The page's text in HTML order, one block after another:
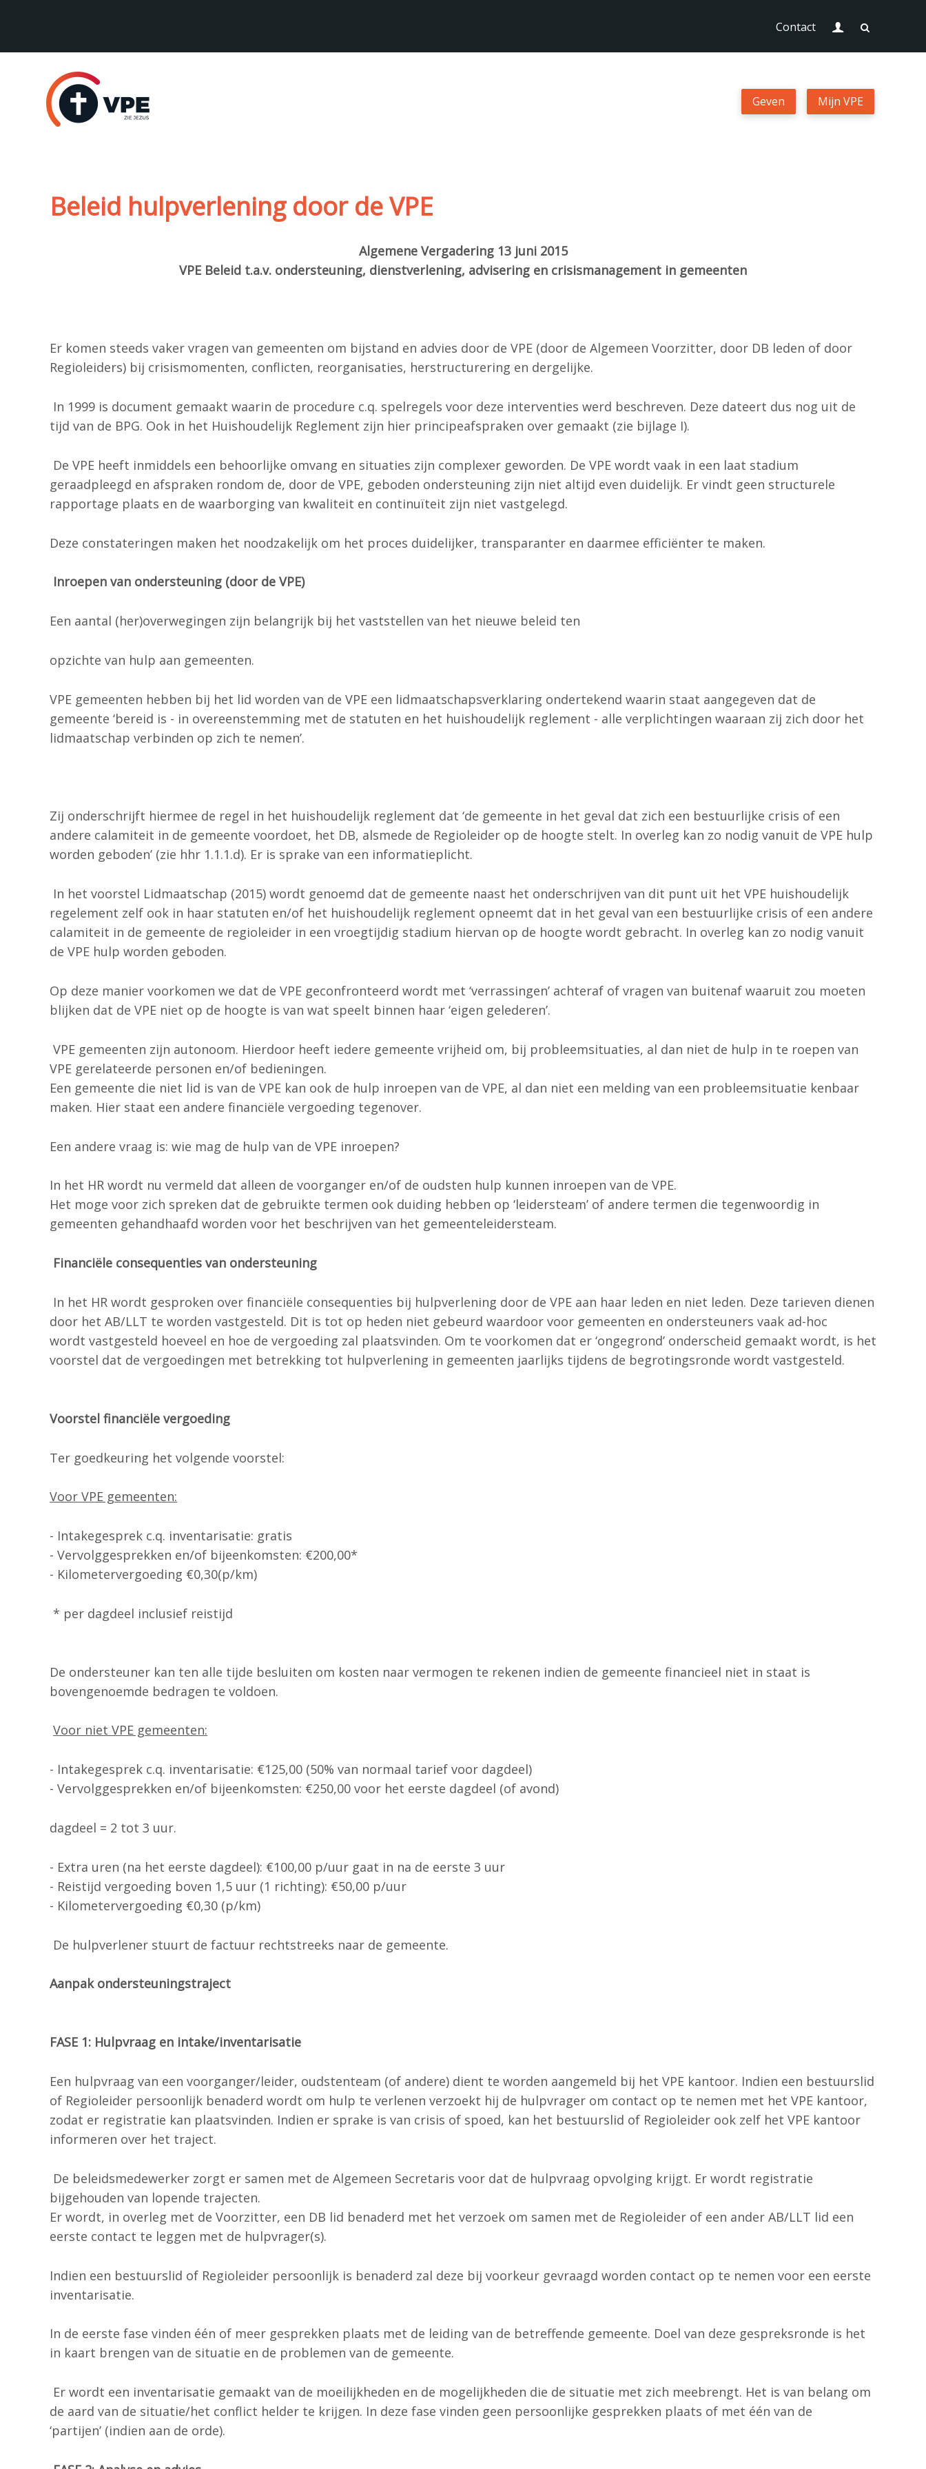
Spring
inhoud
Contact Login
Geven Mijn VPE
Beleid hulpverlening door de VPE
Algemene Vergadering 13 juni 2015
VPE Beleid t.a.v. ondersteuning, dienstverlening, advisering en crisismanagement in gemeenten
Er komen steeds vaker vragen van gemeenten om bijstand en advies door de VPE (door de Algemeen Voorzitter, door DB leden of door
Regioleiders) bij crisismomenten, conflicten, reorganisaties, herstructurering en dergelijke.
In 1999 is document gemaakt waarin de procedure c.q. spelregels voor deze interventies werd beschreven. Deze dateert dus nog uit de
tijd van de BPG. Ook in het Huishoudelijk Reglement zijn hier principeafspraken over gemaakt (zie bijlage I).
De VPE heeft inmiddels een behoorlijke omvang en situaties zijn complexer geworden. De VPE wordt vaak in een laat stadium
geraadpleegd en afspraken rondom de, door de VPE, geboden ondersteuning zijn niet altijd even duidelijk. Er vindt geen structurele
rapportage plaats en de waarborging van kwaliteit en continuïteit zijn niet vastgelegd.
Deze constateringen maken het noodzakelijk om het proces duidelijker, transparanter en daarmee efficiënter te maken.
Inroepen van ondersteuning (door de VPE)
Een aantal (her)overwegingen zijn belangrijk bij het vaststellen van het nieuwe beleid ten
opzichte van hulp aan gemeenten.
VPE gemeenten hebben bij het lid worden van de VPE een lidmaatschapsverklaring ondertekend waarin staat aangegeven dat de
gemeente ‘bereid is - in overeenstemming met de statuten en het huishoudelijk reglement - alle verplichtingen waaraan zij zich door het
lidmaatschap verbinden op zich te nemen’.
Zij onderschrijft hiermee de regel in het huishoudelijk reglement dat ‘de gemeente in het geval dat zich een bestuurlijke crisis of een
andere calamiteit in de gemeente voordoet, het DB, alsmede de Regioleider op de hoogte stelt. In overleg kan zo nodig vanuit de VPE hulp
worden geboden’ (zie hhr 1.1.1.d). Er is sprake van een informatieplicht.
In het voorstel Lidmaatschap (2015) wordt genoemd dat de gemeente naast het onderschrijven van dit punt uit het VPE huishoudelijk
regelement zelf ook in haar statuten en/of het huishoudelijk reglement opneemt dat in het geval van een bestuurlijke crisis of een andere
calamiteit in de gemeente de regioleider in een vroegtijdig stadium hiervan op de hoogte wordt gebracht. In overleg kan zo nodig vanuit
de VPE hulp worden geboden.
Op deze manier voorkomen we dat de VPE geconfronteerd wordt met ‘verrassingen’ achteraf of vragen van buitenaf waaruit zou moeten
blijken dat de VPE niet op de hoogte is van wat speelt binnen haar ‘eigen gelederen’.
VPE gemeenten zijn autonoom. Hierdoor heeft iedere gemeente vrijheid om, bij probleemsituaties, al dan niet de hulp in te roepen van
VPE gerelateerde personen en/of bedieningen.
Een gemeente die niet lid is van de VPE kan ook de hulp inroepen van de VPE, al dan niet een melding van een probleemsituatie kenbaar
maken. Hier staat een andere financiële vergoeding tegenover.
Een andere vraag is: wie mag de hulp van de VPE inroepen?
In het HR wordt nu vermeld dat alleen de voorganger en/of de oudsten hulp kunnen inroepen van de VPE.
Het moge voor zich spreken dat de gebruikte termen ook duiding hebben op ‘leidersteam’ of andere termen die tegenwoordig in
gemeenten gehandhaafd worden voor het beschrijven van het gemeenteleidersteam.
Financiële consequenties van ondersteuning
In het HR wordt gesproken over financiële consequenties bij hulpverlening door de VPE aan haar leden en niet leden. Deze tarieven dienen
door het AB/LLT te worden vastgesteld. Dit is tot op heden niet gebeurd waardoor voor gemeenten en ondersteuners vaak ad-hoc
wordt vastgesteld hoeveel en hoe de vergoeding zal plaatsvinden. Om te voorkomen dat er ‘ongegrond’ onderscheid gemaakt wordt, is het
voorstel dat de vergoedingen met betrekking tot hulpverlening in gemeenten jaarlijks tijdens de begrotingsronde wordt vastgesteld.
Voorstel financiële vergoeding
Ter goedkeuring het volgende voorstel:
Voor VPE gemeenten:
- Intakegesprek c.q. inventarisatie: gratis
- Vervolggesprekken en/of bijeenkomsten: €200,00*
- Kilometervergoeding €0,30(p/km)
* per dagdeel inclusief reistijd
De ondersteuner kan ten alle tijde besluiten om kosten naar vermogen te rekenen indien de gemeente financieel niet in staat is
bovengenoemde bedragen te voldoen.
Voor niet VPE gemeenten:
- Intakegesprek c.q. inventarisatie: €125,00 (50% van normaal tarief voor dagdeel)
- Vervolggesprekken en/of bijeenkomsten: €250,00 voor het eerste dagdeel (of avond)
dagdeel = 2 tot 3 uur.
- Extra uren (na het eerste dagdeel): €100,00 p/uur gaat in na de eerste 3 uur
- Reistijd vergoeding boven 1,5 uur (1 richting): €50,00 p/uur
- Kilometervergoeding €0,30 (p/km)
De hulpverlener stuurt de factuur rechtstreeks naar de gemeente.
Aanpak ondersteuningstraject
FASE 1: Hulpvraag en intake/inventarisatie
Een hulpvraag van een voorganger/leider, oudstenteam (of andere) dient te worden aangemeld bij het VPE kantoor. Indien een bestuurslid
of Regioleider persoonlijk benaderd wordt om hulp te verlenen verzoekt hij de hulpvrager om contact op te nemen met het VPE kantoor,
zodat er registratie kan plaatsvinden. Indien er sprake is van crisis of spoed, kan het bestuurslid of Regioleider ook zelf het VPE kantoor
informeren over het traject.
De beleidsmedewerker zorgt er samen met de Algemeen Secretaris voor dat de hulpvraag opvolging krijgt. Er wordt registratie
bijgehouden van lopende trajecten.
Er wordt, in overleg met de Voorzitter, een DB lid benaderd met het verzoek om samen met de Regioleider of een ander AB/LLT lid een
eerste contact te leggen met de hulpvrager(s).
Indien een bestuurslid of Regioleider persoonlijk is benaderd zal deze bij voorkeur gevraagd worden contact op te nemen voor een eerste
inventarisatie.
In de eerste fase vinden één of meer gesprekken plaats met de leiding van de betreffende gemeente. Doel van deze gespreksronde is het
in kaart brengen van de situatie en de problemen van de gemeente.
Er wordt een inventarisatie gemaakt van de moeilijkheden en de mogelijkheden die de situatie met zich meebrengt. Het is van belang om
de aard van de situatie/het conflict helder te krijgen. In deze fase vinden geen persoonlijke gesprekken plaats of met één van de
‘partijen’ (indien aan de orde).
Mijn VPE
Login